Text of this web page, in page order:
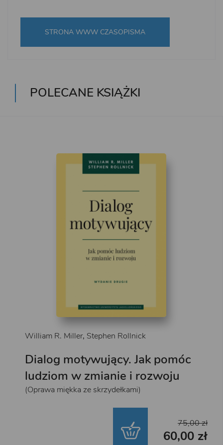
STRONA WWW CZASOPISMA
POLECANE KSIĄŻKI
William R. Miller, Stephen Rollnick
Dialog motywujący. Jak pomóc
ludziom w zmianie i rozwoju
(Oprawa miękka ze skrzydełkami)
75,00 zł
60,00 zł